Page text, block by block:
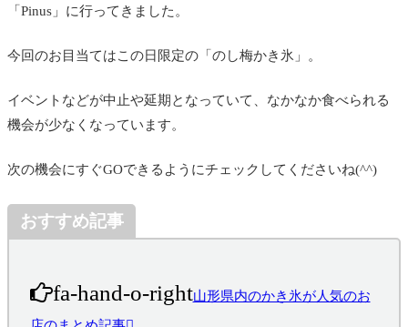
「Pinus」に行ってきました。
今回のお目当てはこの日限定の「のし梅かき氷」。
イベントなどが中止や延期となっていて、なかなか食べられる
機会が少なくなっています。
次の機会にすぐGOできるようにチェックしてくださいね(^^)
おすすめ記事
fa-hand-o-right山形県内のかき氷が人気のお